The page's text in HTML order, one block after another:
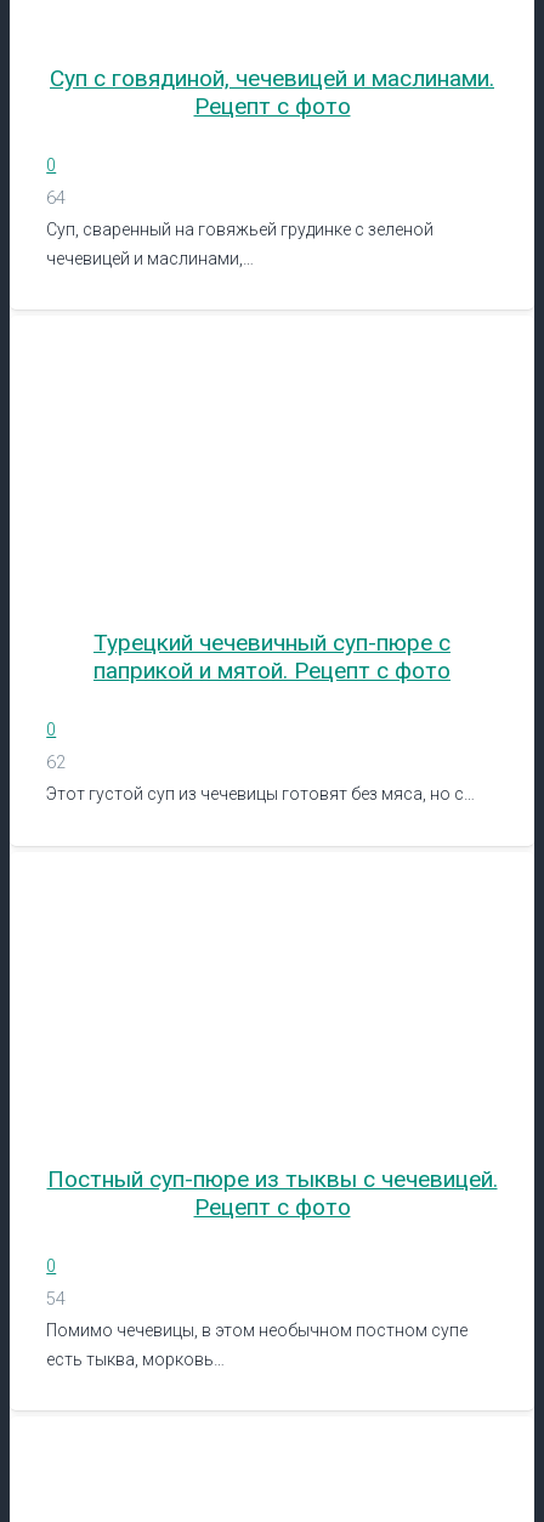
Суп с говядиной, чечевицей и маслинами.
Рецепт с фото
0
64
Суп, сваренный на говяжьей грудинке с зеленой
чечевицей и маслинами,…
Турецкий чечевичный суп-пюре с
паприкой и мятой. Рецепт с фото
0
62
Этот густой суп из чечевицы готовят без мяса, но с…
Постный суп-пюре из тыквы с чечевицей.
Рецепт с фото
0
54
Помимо чечевицы, в этом необычном постном супе
есть тыква, морковь…